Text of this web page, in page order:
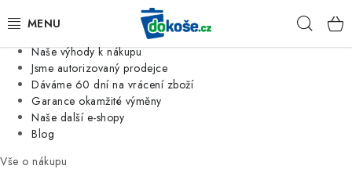
Jsme tradiční česká firma
Naše výhody k nákupu
Jsme autorizovaný prodejce
Dáváme 60 dní na vrácení zboží
Garance okamžité výměny
Naše další e-shopy
Blog
Vše o nákupu
KOŠE
SÁČKY